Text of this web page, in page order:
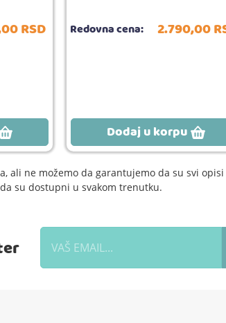
00RSD Redovna cena: 2.790,00
Dodaj u korpu
ali ne možemo da garantujemo da su svi
su dostupni u svakom trenutku.